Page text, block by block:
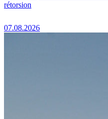
rétorsion
07.08.2026